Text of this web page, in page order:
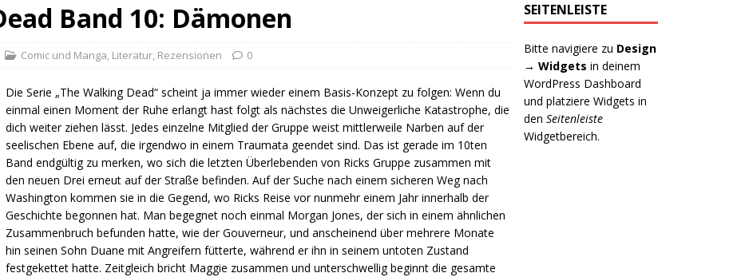
Band 10: Dämonen
Comic und Manga, Literatur, Rezensionen 0
Die Serie „The Walking Dead“ scheint ja immer wieder einem Basis-Konzept zu folgen: Wenn du
einmal einen Moment der Ruhe erlangt hast folgt als nächstes die Unweigerliche Katastrophe, die
dich weiter ziehen lässt. Jedes einzelne Mitglied der Gruppe weist mittlerweile Narben auf der
seelischen Ebene auf, die irgendwo in einem Traumata geendet sind. Das ist gerade im 10ten
Band endgültig zu merken, wo sich die letzten Überlebenden von Ricks Gruppe zusammen mit
den neuen Drei erneut auf der Straße befinden. Auf der Suche nach einem sicheren Weg nach
Washington kommen sie in die Gegend, wo Ricks Reise vor nunmehr einem Jahr innerhalb der
Geschichte begonnen hat. Man begegnet noch einmal Morgan Jones, der sich in einem ähnlichen
Zusammenbruch befunden hatte, wie der Gouverneur, und anscheinend über mehrere Monate
hin seinen Sohn Duane mit Angreifern fütterte, während er ihn in seinem untoten Zustand
festgekettet hatte. Zeitgleich bricht Maggie zusammen und unterschwellig beginnt die gesamte
SEITENLEISTE
Bitte navigiere zu Design
→ Widgets in deinem
WordPress Dashboard
und platziere Widgets in
denSeitenleiste
Widgetbereich.